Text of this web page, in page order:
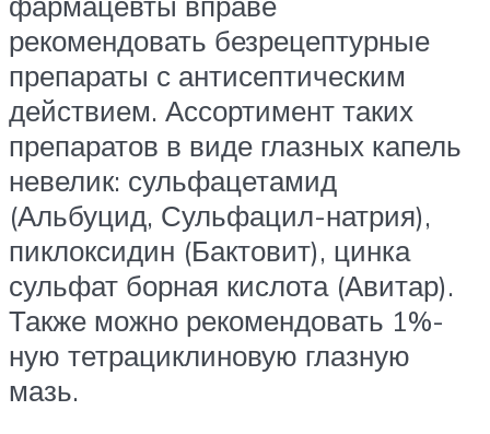
рекомендовать безрецептурные
препараты с антисептическим
действием. Ассортимент таких
препаратов в виде глазных капель
невелик: сульфацетамид
(Альбуцид, Сульфацил-натрия),
пиклоксидин (Бактовит), цинка
сульфат борная кислота (Авитар).
Также можно рекомендовать 1%-
ную тетрациклиновую глазную
мазь.